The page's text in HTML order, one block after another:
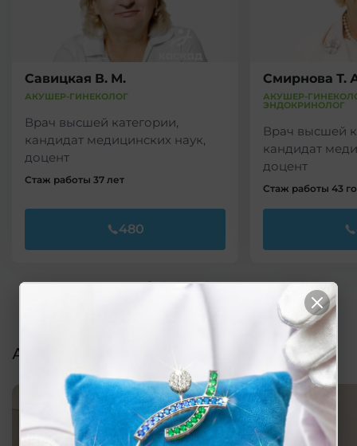
Савицкая В. М.
АКУШЕР-ГИНЕКОЛОГ
Врач высшей категории,
кандидат медицинских наук,
доцент
Стаж работы 37 лет
480
Смирнова Т.
АКУШЕР-
ЭНДОКРИНОЛОГ
Врач высшей
кандидат
доцент
Стаж работы 43
Акции и предложения